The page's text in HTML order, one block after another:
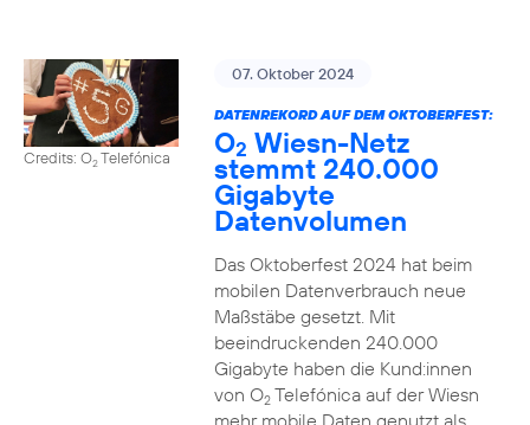
Credits: O2Telefónica
07. Oktober 2024
DATENREKORD AUF DEM OKTOBERFEST:
O2 Wiesn-Netz
stemmt 240.000
Gigabyte
Datenvolumen
Das Oktoberfest 2024 hat beim
mobilen Datenverbrauch neue
Maßstäbe gesetzt. Mit
beeindruckenden 240.000
Gigabyte haben die Kund:innen
von O2Telefónica auf der Wiesn
mehr mobile Daten genutzt als